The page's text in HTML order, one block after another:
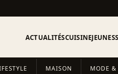
ACTUALITÉSCUISINE
MAISON MODE &